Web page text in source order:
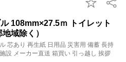
108mm×27.5ｍ トイレット
域除く）
芯あり 再生紙 日用品 災害用 備蓄 長持
設 メーカー直送 箱買い 引っ越し 挨拶